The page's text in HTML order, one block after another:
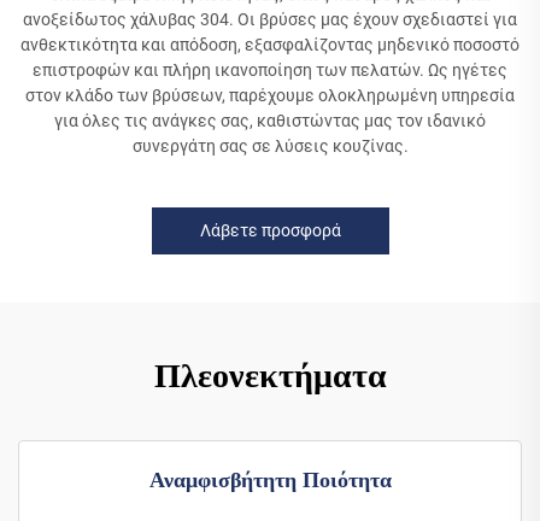
ανοξείδωτος χάλυβας 304. Οι βρύσες μας έχουν σχεδιαστεί για
ανθεκτικότητα και απόδοση, εξασφαλίζοντας μηδενικό ποσοστό
επιστροφών και πλήρη ικανοποίηση των πελατών. Ως ηγέτες
στον κλάδο των βρύσεων, παρέχουμε ολοκληρωμένη υπηρεσία
για όλες τις ανάγκες σας, καθιστώντας μας τον ιδανικό
συνεργάτη σας σε λύσεις κουζίνας.
Λάβετε προσφορά
Πλεονεκτήματα
Αναμφισβήτητη Ποιότητα